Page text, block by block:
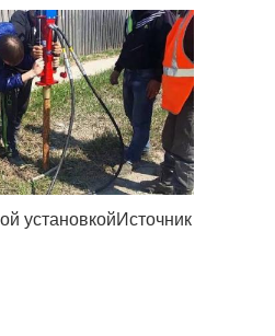
установкойИсточник